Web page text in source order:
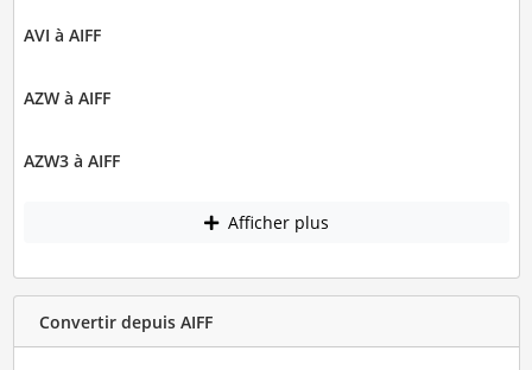
AVI à AIFF
AZW à AIFF
AZW3 à AIFF
Afficher plus
Convertir depuis AIFF